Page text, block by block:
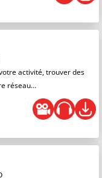
activité, trouver des
réseau…